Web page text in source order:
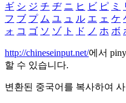
ギ シ ジ チ ヂ ニ ヒ ビ ピ ミ
フ ブ プ ム ユ ュ ル エ ェ ケ
ォ コ ゴ ソ ゾ ト ド ノ ホ ボ
http://chineseinput.net/에서
할 수 있습니다.
변환된 중국어를 복사하여